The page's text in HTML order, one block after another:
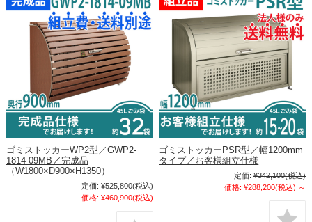
ゴミストッカーWP2型／GWP2-
1814-09MB／完成品
（W1800×D900×H1350）
定価: ¥525,800(税込)
価格: ¥460,900(税込)
ゴミストッカーPSR型／幅1200mm
タイプ／お客様組立仕様
定価: ¥342,100(税込)
価格: ¥288,200(税込) ～